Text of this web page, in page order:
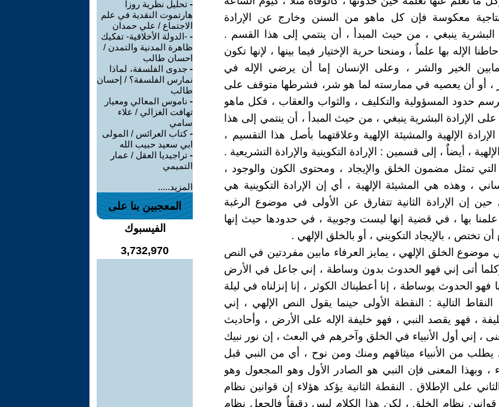
معكوسة فإن كل ماهو من السنن وخارج عن الإرادة
البشرية ينبغي ، من حيث المبدأ ، أن ينتمي إلى هذا القسم .
الإله بها علماٌ ، ومنحنا حرية الإختيار فيما بينها ، لإنها تكون
الخير والشر ، وعلى الإنسان إما أن يرضي الإله في
، أو أن يعصيه في ممارسته لما هو شر، فشرطها متوقف على
حدود المسؤولية والتكليف ، والثواب والعقاب ، فكل ماهو
الإرادة البشرية ينبغي ، من حيث المبدأ ، أن ينتمي إلى هذا
الإلهية والمشيئة الإلهية وعلاقتهما بأصل هذا التقسيم ،
، أيضاٌ ، إلى قسمين : الإرادة التكوينية والإرادة التشريعية .
التي تمثل مضمون الخلق والإيجاد ، ومحتوى الكون والوجود ،
، وهذه هي المشيئة الإلهية ، أي إن الإرادة التكوينية هي
حين إن الإرادة الثانية تتفارق عن الأولى في موضوع الرغبة
علمنا بها ، في قضية إنها ليست وجوبية ، في حدودها حيث إنها
تختص ، بالإيجاد التكويني ، أو بالخلق الإلهي .
موضوع الخلق الإلهي ، يمايز العرفاء مابين مفردتين في النص
وكلما أتى إني فهو الحدوث بدون وساطة ، إني جاعل في الأرض
فهو الحدوث بوساطة ، إنا أعطيناك الكوثر ، إنا إنزلناه في ليلة
النقاط التالية : النقطة الأولى حينما يقول النص الإلهي ، إني
، فهو يقصد النبي ، فهو خليفة الإله على الأرض ، وأحاديث
، إني أول الأنبياء في الخلق وآخرهم في البعث ، إن نور نبيك
يطلب من الأنبياء ميثاقهم ومنك ومن نوح ، أي من النبي قبل
، وبهذا المعنى فإن النبي هو الصادر الأول وهو المجعول وهو
على الإطلاق . النقطة الثانية يؤكد هؤلاء إن قوانين نظام
نظام الخلق ، لكن هذا الكلام ليس دقيقاٌ فالجعل نظام
- تحليل نظرية روزا
هارتموت النقدية في علم
الاجتماع / علي حمدان
- -الدولة الأخلاقية- تفكيك
ظاهرة المدنية والتمدن /
احسان طالب
- جدوى الفلسفة، لماذا
نمارس الفلسفة؟ / إحسان
طالب
- ناموس المعالي ومعيار
تهافت الغزالي / علاء
سامي
-كتاب العرائس / المولى
ابي سعيد حبيب الله
- تراجيديا العقل / عمار
التميمي
المزيد.....
المعجبين بنا على
الفيسبوك
3,732,970